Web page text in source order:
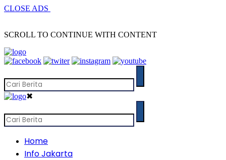
CLOSE ADS
SCROLL TO CONTINUE WITH CONTENT
✖
Home
Info Jakarta